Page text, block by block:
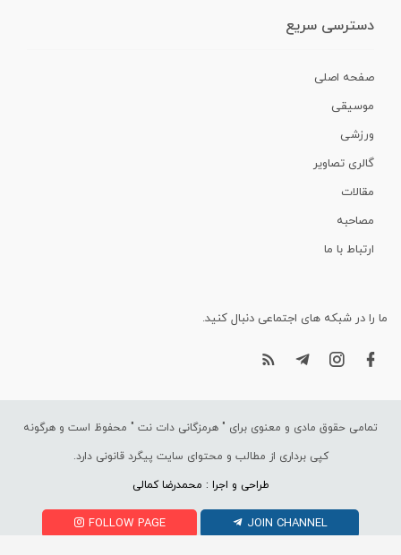
دسترسی سریع
صفحه اصلی
موسیقی
ورزشی
گالری تصاویر
مقالات
مصاحبه
ارتباط با ما
ما را در شبکه های اجتماعی دنبال کنید.
تمامی حقوق مادی و معنوی برای " هرمزگانی دات نت " محفوظ است و هرگونه
کپی برداری از مطالب و محتوای سایت پیگرد قانونی دارد.
طراحی و اجرا : محمدرضا کمالی
FOLLOW PAGE JOIN CHANNEL